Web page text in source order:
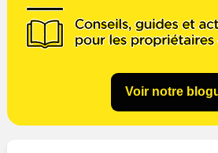
Voir notre